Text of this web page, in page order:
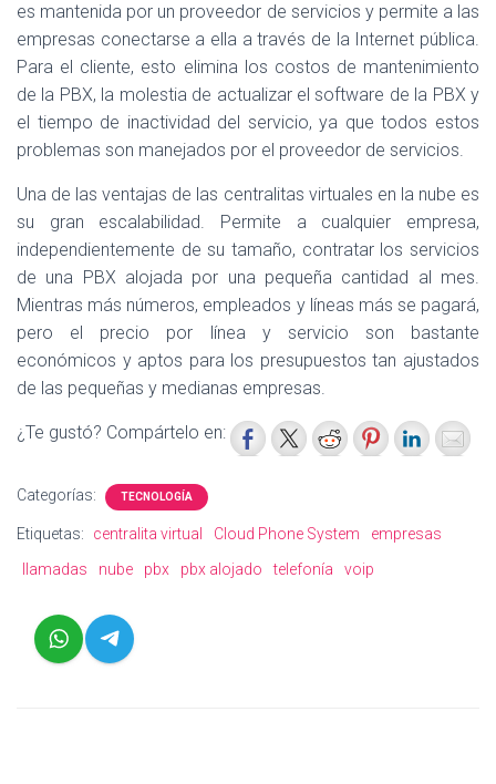
es mantenida por un proveedor de servicios y permite a las
empresas conectarse a ella a través de la Internet pública.
Para el cliente, esto elimina los costos de mantenimiento
de la PBX, la molestia de actualizar el software de la PBX y
el tiempo de inactividad del servicio, ya que todos estos
problemas son manejados por el proveedor de servicios.
Una de las ventajas de las centralitas virtuales en la nube es
su gran escalabilidad. Permite a cualquier empresa,
independientemente de su tamaño, contratar los servicios
de una PBX alojada por una pequeña cantidad al mes.
Mientras más números, empleados y líneas más se pagará,
pero el precio por línea y servicio son bastante
económicos y aptos para los presupuestos tan ajustados
de las pequeñas y medianas empresas.
¿Te gustó? Compártelo en:
Categorías: TECNOLOGÍA
Etiquetas: centralita virtual Cloud Phone System
empresas
llamadas
nube pbx pbx alojado telefonía voip